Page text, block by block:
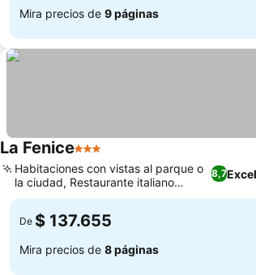
Mira precios de 9 páginas
La Fenice3 Estrellas
8,7
Habitaciones con vistas al parque o
la ciudad, Restaurante italiano
tradicional
De $ 137.655
Mira precios de 8 páginas